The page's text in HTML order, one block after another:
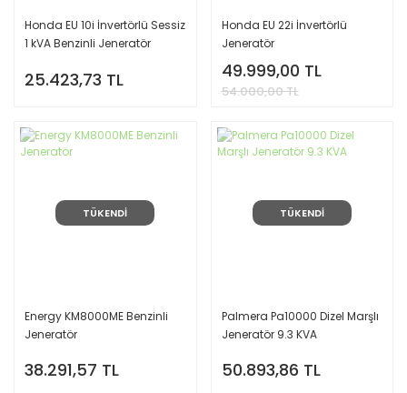
Honda EU 10i İnvertörlü Sessiz
1 kVA Benzinli Jeneratör
25.423,73 TL
Honda EU 22i İnvertörlü
Jeneratör
49.999,00 TL
54.000,00 TL
TÜKENDİ
Energy KM8000ME Benzinli
Jeneratör
38.291,57 TL
TÜKENDİ
Palmera Pa10000 Dizel Marşlı
Jeneratör 9.3 KVA
50.893,86 TL